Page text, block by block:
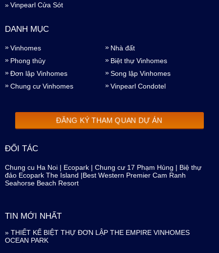
Vinpearl Cửa Sót
DANH MỤC
Vinhomes
Nhà đất
Phong thủy
Biệt thự Vinhomes
Đơn lập Vinhomes
Song lập Vinhomes
Chung cư Vinhomes
Vinpearl Condotel
ĐĂNG KÝ THAM QUAN DỰ ÁN
ĐỐI TÁC
Chung cu Ha Noi | Ecopark | Chung cư 17 Phạm Hùng | Biệ thự
đảo Ecopark The Island |Best Western Premier Cam Ranh
Seahorse Beach Resort
TIN MỚI NHẤT
» THIẾT KẾ BIỆT THỰ ĐƠN LẬP THE EMPIRE VINHOMES
OCEAN PARK